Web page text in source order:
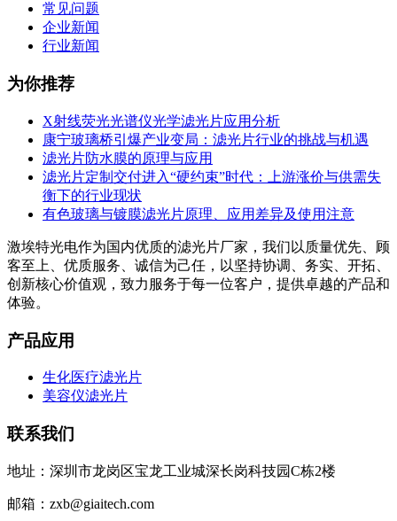
常见问题
企业新闻
行业新闻
为你推荐
X射线荧光光谱仪光学滤光片应用分析
康宁玻璃桥引爆产业变局：滤光片行业的挑战与机遇
滤光片防水膜的原理与应用
滤光片定制交付进入“硬约束”时代：上游涨价与供需失
衡下的行业现状
有色玻璃与镀膜滤光片原理、应用差异及使用注意
激埃特光电作为国内优质的滤光片厂家，我们以质量优先、顾
客至上、优质服务、诚信为己任，以坚持协调、务实、开拓、
创新核心价值观，致力服务于每一位客户，提供卓越的产品和
体验。
产品应用
生化医疗滤光片
美容仪滤光片
联系我们
地址：深圳市龙岗区宝龙工业城深长岗科技园C栋2楼
邮箱：zxb@giaitech.com